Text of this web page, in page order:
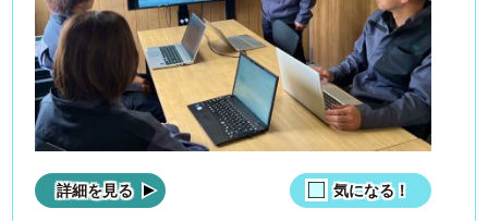
詳細を見る 気になる！